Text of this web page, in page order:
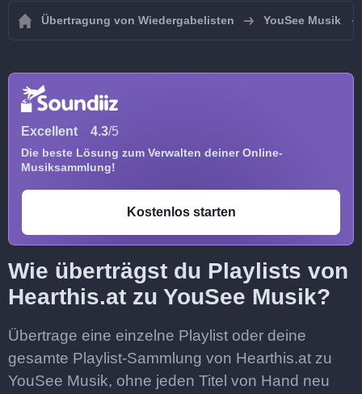
Übertragung von Wiedergabelisten YouSee Musik
Excellent 4.3/5
Die beste Lösung zum Verwalten deiner Online-
Musiksammlung!
Kostenlos starten
Wie überträgst du Playlists von
Hearthis.at zu YouSee Musik?
Übertrage eine einzelne Playlist oder deine
gesamte Playlist-Sammlung von Hearthis.at zu
YouSee Musik, ohne jeden Titel von Hand neu